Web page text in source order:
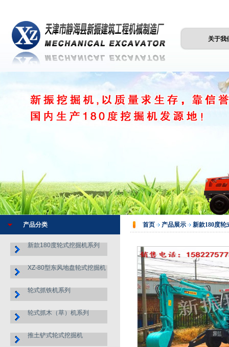
关于我
产品分类
新款180度轮式挖掘机系列
XZ-80型东风地盘轮式挖掘机
轮式抓铁机系列
轮式抓木（草）机系列
推土铲式轮式挖掘机
首页 产品展示 新款180度轮